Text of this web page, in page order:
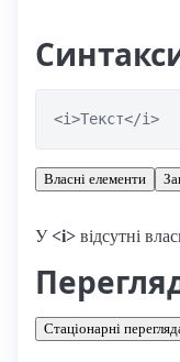
<i>Текст</i>
Власні елементи
У<i> відсутні
Стаціонарні